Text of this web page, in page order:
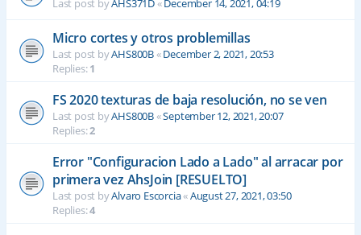
Last post byAHS371D«December 14, 2021, 04:19
Micro cortes y otros problemillas
Last post byAHS800B«December 2, 2021, 20:53
Replies:1
FS 2020 texturas de baja resolución, no se ven
Last post byAHS800B«September 12, 2021, 20:07
Replies:2
Error "Configuracion Lado a Lado" al arracar por
primera vez AhsJoin [RESUELTO]
Last post byAlvaro Escorcia«August 27, 2021, 03:50
Replies:4